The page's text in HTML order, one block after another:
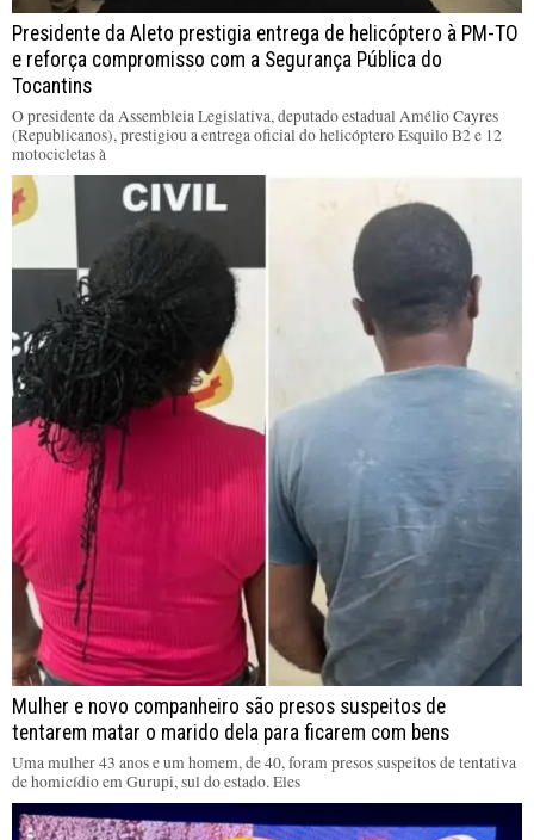
Presidente da Aleto prestigia entrega de helicóptero à PM-TO
e reforça compromisso com a Segurança Pública do
Tocantins
O presidente da Assembleia Legislativa, deputado estadual Amélio Cayres
(Republicanos), prestigiou a entrega oficial do helicóptero Esquilo B2 e 12
motocicletas à
Mulher e novo companheiro são presos suspeitos de
tentarem matar o marido dela para ficarem com bens
Uma mulher 43 anos e um homem, de 40, foram presos suspeitos de tentativa
de homicídio em Gurupi, sul do estado. Eles